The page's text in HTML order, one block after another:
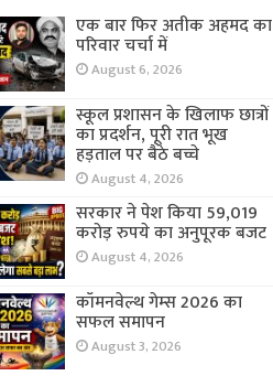
एक बार फिर अतीक अहमद का
परिवार चर्चा में
August 6, 2026
स्कूल प्रशासन के खिलाफ छात्रों
का प्रदर्शन, पूरी रात भूख
हड़ताल पर बैठे बच्चे
August 4, 2026
सरकार ने पेश किया 59,019
करोड़ रुपये का अनुपूरक बजट
August 4, 2026
कॉमनवेल्थ गेम्स 2026 का
सफल समापन
August 3, 2026